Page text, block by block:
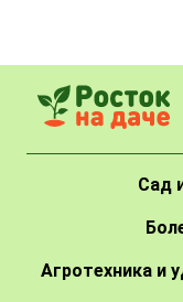
Сад
Агротехника и